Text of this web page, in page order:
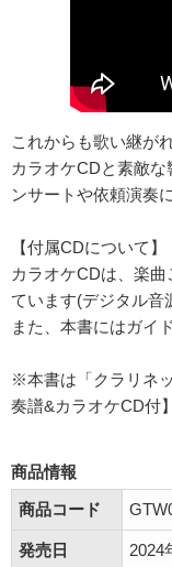
これからも歌い継が
カラオケCDと素敵
ンサートや依頼演奏
【付属CDについて】
カラオケCDは、楽
ています(デジタル音
また、本書にはガイ
※本書は「クラリネ
奏譜&カラオケCD付
商品情報
商品コード
発売日 2024